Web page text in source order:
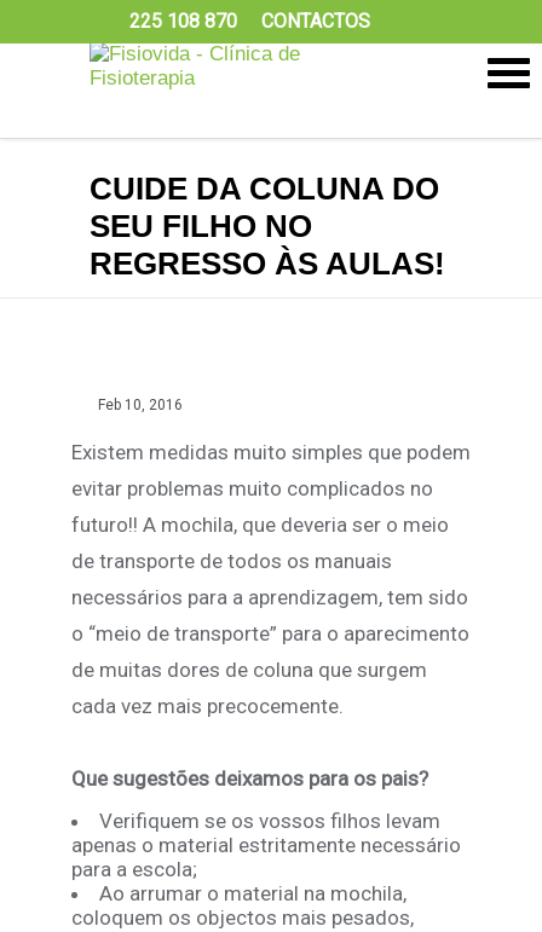
225 108 870 CONTACTOS
CUIDE DA COLUNA DO
SEU FILHO NO
REGRESSO ÀS AULAS!
Feb 10, 2016
Existem medidas muito simples que podem
evitar problemas muito complicados no
futuro!! A mochila, que deveria ser o meio
de transporte de todos os manuais
necessários para a aprendizagem, tem sido
o “meio de transporte” para o aparecimento
de muitas dores de coluna que surgem
cada vez mais precocemente.
Que sugestões deixamos para os pais?
Verifiquem se os vossos filhos levam
apenas o material estritamente necessário
para a escola;
Ao arrumar o material na mochila,
coloquem os objectos mais pesados,